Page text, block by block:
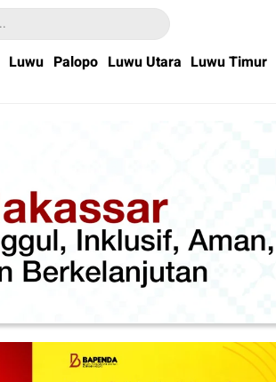
Luwu Palopo Luwu Utara Luwu Timur